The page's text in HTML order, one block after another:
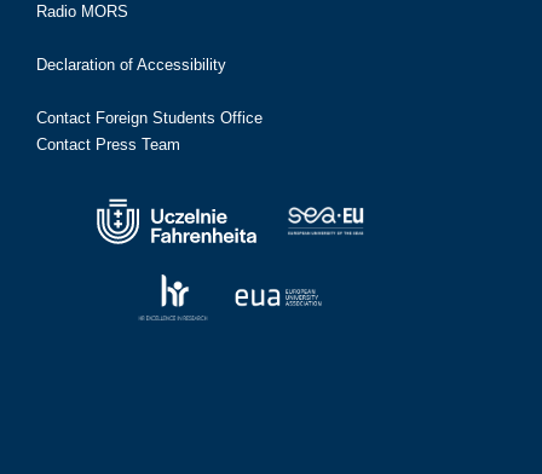
Radio MORS
Declaration of Accessibility
Contact Foreign Students Office
Contact Press Team